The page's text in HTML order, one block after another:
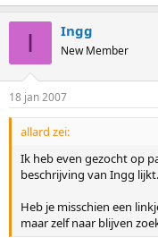
I Ingg
New Member
18 jan 2007
allard zei:
Ik heb even gezocht op
beschrijving van Ingg lijkt.
Heb je misschien een
maar zelf naar blijven